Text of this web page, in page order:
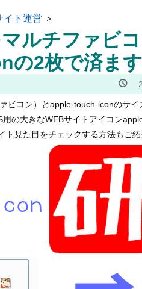
イト運営
ルチファビ
2枚で済ます
ビコン）とapple-touch-iconのサ
用の大きなWEBサイトアイコン
ト見た目をチェックする方法もご紹